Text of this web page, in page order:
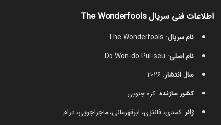
اطلاعات فنی سریال The Wonderfools
نام سریال: The Wonderfools
نام اصلی: Do Won-do Pul-seu
سال انتشار: ۲۰۲۶
کشور سازنده: کره جنوبی
ژانر: کمدی، فانتزی، ابرقهرمانی، ماجراجویی، درام